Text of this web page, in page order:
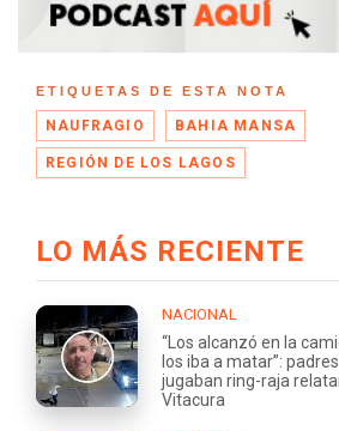
ETIQUETAS DE ESTA NOTA
NAUFRAGIO BAHIA MANSA
REGIÓN DE LOS LAGOS
LO MÁS RECIENTE
NACIONAL
“Los alcanzó en la
los iba a matar”:
jugaban ring-raja
Vitacura